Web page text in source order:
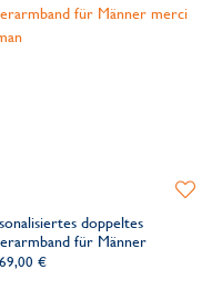
doppeltes
für Männer
69,00 €
Zur